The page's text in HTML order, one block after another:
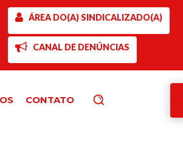
ÁREA DO(A) SINDICALIZADO(A)
CANAL DE DENÚNCIAS
CONTATO